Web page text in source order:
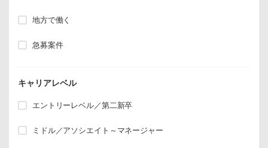
地方で働く
急募案件
キャリアレベル
エントリーレベル／第二新卒
ミドル／アソシエイト～マネージャー